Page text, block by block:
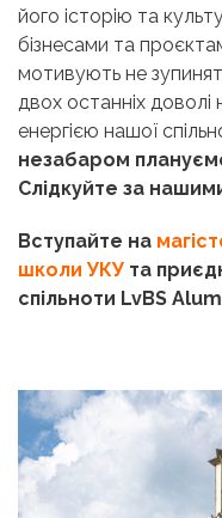
його історію та
бізнесами та
мотивують не
двох останніх доволі
енергією нашої
незабаром
Слідкуйте за
Вступайте на
школи УКУ та
спільноти LvBS